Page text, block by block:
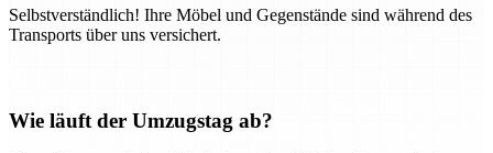
Selbstverständlich! Ihre Möbel und Gegenstände sind während des
Transports über uns versichert.
Wie läuft der Umzugstag ab?